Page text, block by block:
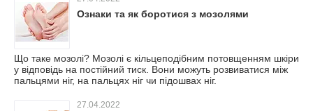
Ознаки та як боротися з мозолями
Що таке мозолі? Мозолі є кільцеподібним потовщенням шкіри
у відповідь на постійний тиск. Вони можуть розвиватися між
пальцями ніг, на пальцях ніг чи підошвах ніг.
27.04.2022